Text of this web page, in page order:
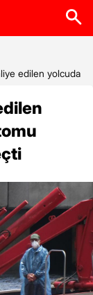
edilen yolcuda